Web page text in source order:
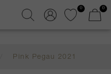
0 0
Pink Pegau 2021